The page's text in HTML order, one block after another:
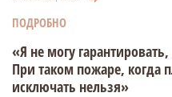
ПОДРОБНО
«Я не могу
При таком пожаре, когда
исключать нельзя»